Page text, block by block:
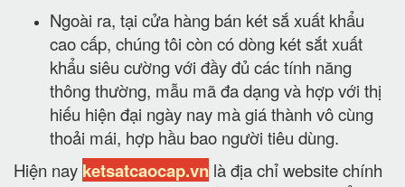
Ngoài ra, tại cửa hàng bán két sắ xuất khẩu
cao cấp, chúng tôi còn có dòng két sắt xuất
khẩu siêu cường với đầy đủ các tính năng
thông thường, mẫu mã đa dạng và hợp với thị
hiếu hiện đại ngày nay mà giá thành vô cùng
thoải mái, hợp hầu bao người tiêu dùng.
Hiện nay ketsatcaocap.vn là địa chỉ website chính